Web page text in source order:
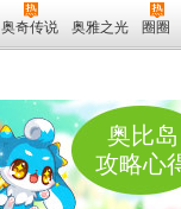
奥奇传说 奥雅之光 圈圈
奥比岛
攻略心